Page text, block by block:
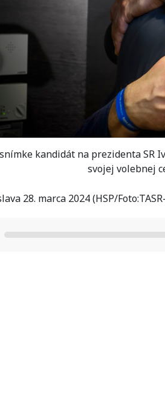
kandidát na prezidenta SR
svojej volebnej
28. marca 2024 (HSP/